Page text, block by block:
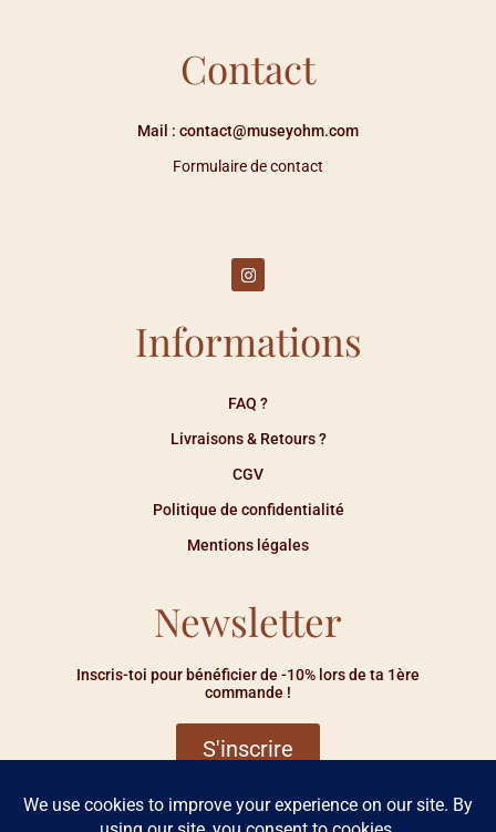
Contact
Mail : contact@museyohm.com
Formulaire de contact
Informations
FAQ ?
Livraisons & Retours ?
CGV
Politique de confidentialité
Mentions légales
Newsletter
Inscris-toi pour bénéficier de -10% lors de ta 1ère
commande !
S'inscrire